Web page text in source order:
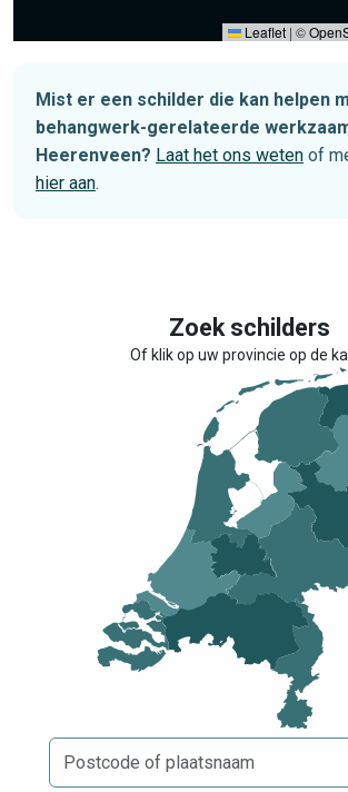
Leaflet | ©
Mist er een schilder die kan helpen
behangwerk-gerelateerde
Heerenveen? Laat het ons weten of
hier aan.
Zoek schilders
Of klik op uw provincie op de